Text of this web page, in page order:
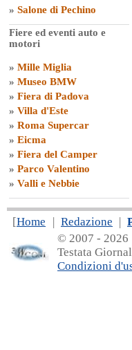
» Salone di Pechino
Fiere ed eventi auto e
motori
» Mille Miglia
» Museo BMW
» Fiera di Padova
» Villa d'Este
» Roma Supercar
» Eicma
» Fiera del Camper
» Parco Valentino
» Valli e Nebbie
[Home | Redazione |
© 2007 - 2026
Testata
Condizioni